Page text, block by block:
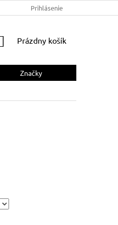
Prihlásenie
NÁKUPNÝ
Prázdny košík
Značky